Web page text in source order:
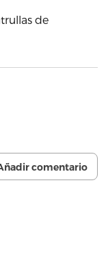
de
comentario